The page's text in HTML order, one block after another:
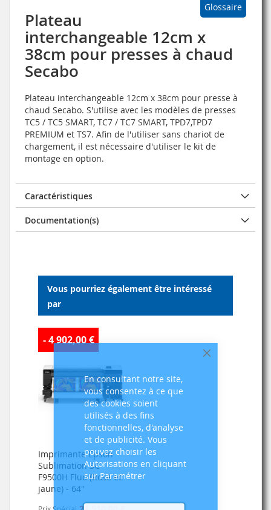
Fermer
En consultant notre site,
vous consentez à ce que
des cookies soient
utilisés à des fins
fonctionnelles, d'analyse
et de publicité. Vous
pouvez choisir les
Autorisations en cliquant
sur Paramétrer
Glossaire
Plateau
interchangeable 12cm x
38cm pour presses à chaud
Secabo
Plateau interchangeable 12cm x 38cm pour presse à
chaud Secabo. S'utilise avec les modèles de presses
TC5 / TC5 SMART, TC7 / TC7 SMART, TPD7,TPD7
PREMIUM et TS7. Afin de l'utiliser sans chariot de
chargement, il est nécessaire d'utiliser le kit de
montage en option.
Caractéristiques
Documentation(s)
Vous pourriez également être intéressé
par
- 4 902,00 €
Imprimante Epson
Sublimation SC-
F9500H Fluo (Rose et
jaune) - 64"